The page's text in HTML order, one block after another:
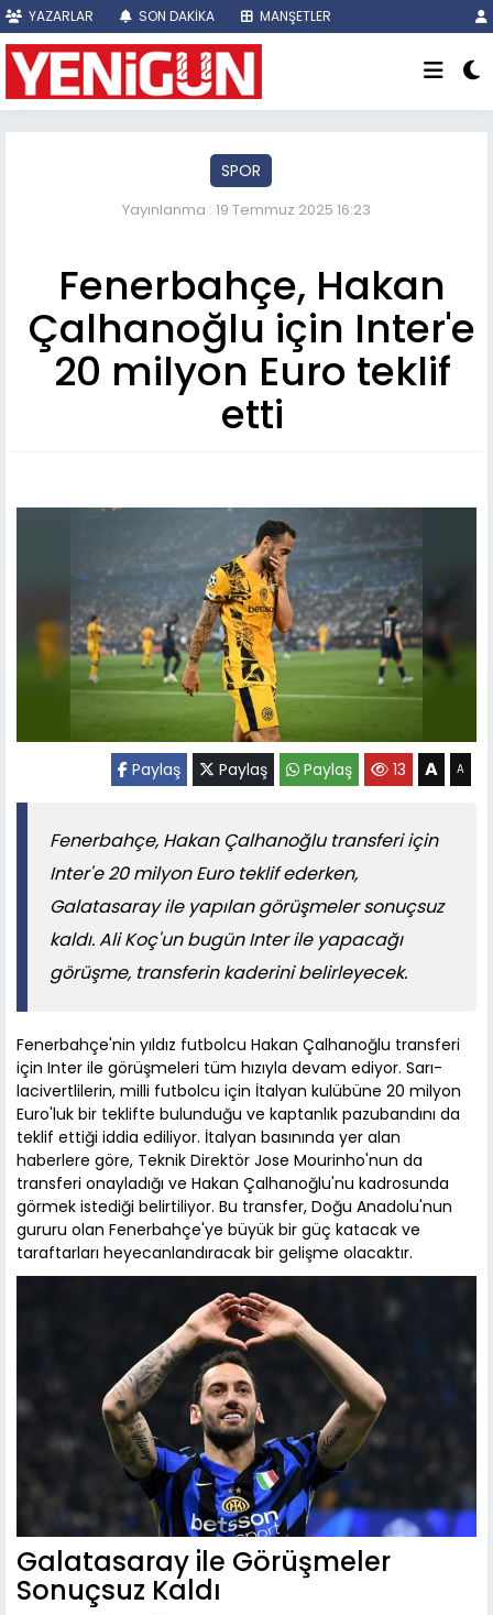
YAZARLAR SON DAKİKA MANŞETLER
SPOR
Yayınlanma : 19 Temmuz 2025 16:23
Fenerbahçe, Hakan
Çalhanoğlu için Inter'e
20 milyon Euro teklif
etti
Paylaş Paylaş Paylaş 13 A A
Fenerbahçe, Hakan Çalhanoğlu transferi için
Inter'e 20 milyon Euro teklif ederken,
Galatasaray ile yapılan görüşmeler sonuçsuz
kaldı. Ali Koç'un bugün Inter ile yapacağı
görüşme, transferin kaderini belirleyecek.
Fenerbahçe'nin yıldız futbolcu Hakan Çalhanoğlu transferi
için Inter ile görüşmeleri tüm hızıyla devam ediyor. Sarı-
lacivertlilerin, milli futbolcu için İtalyan kulübüne 20 milyon
Euro'luk bir teklifte bulunduğu ve kaptanlık pazubandını da
teklif ettiği iddia ediliyor. İtalyan basınında yer alan
haberlere göre, Teknik Direktör Jose Mourinho'nun da
transferi onayladığı ve Hakan Çalhanoğlu'nu kadrosunda
görmek istediği belirtiliyor. Bu transfer, Doğu Anadolu'nun
gururu olan Fenerbahçe'ye büyük bir güç katacak ve
taraftarları heyecanlandıracak bir gelişme olacaktır.
Galatasaray ile Görüşmeler
Sonuçsuz Kaldı